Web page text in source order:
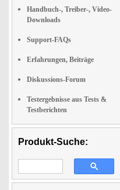
Handbuch-, Treiber-, Video-
Downloads
Support-FAQs
Erfahrungen, Beiträge
Diskussions-Forum
Testergebnisse aus Tests &
Testberichten
Produkt-Suche: